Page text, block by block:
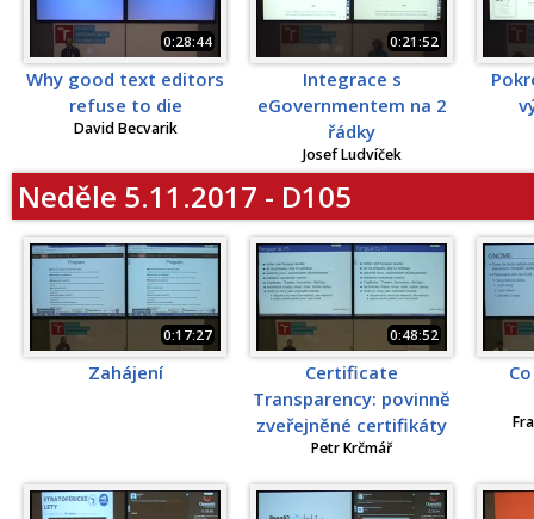
0:28:44
Why good text editors
refuse to die
David Becvarik
0:21:52
Integrace s
eGovernmentem na 2
řádky
Josef Ludvíček
Neděle 5.11.2017 - D105
0:17:27
Zahájení
0:48:52
Certificate
Transparency: povinně
zveřejněné certifikáty
Petr Krčmář